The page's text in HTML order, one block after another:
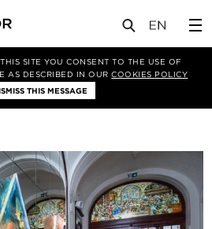
SITE YOU CONSENT TO THE USE OF
AS DESCRIBED IN OURCOOKIES POLICY
THIS MESSAGE